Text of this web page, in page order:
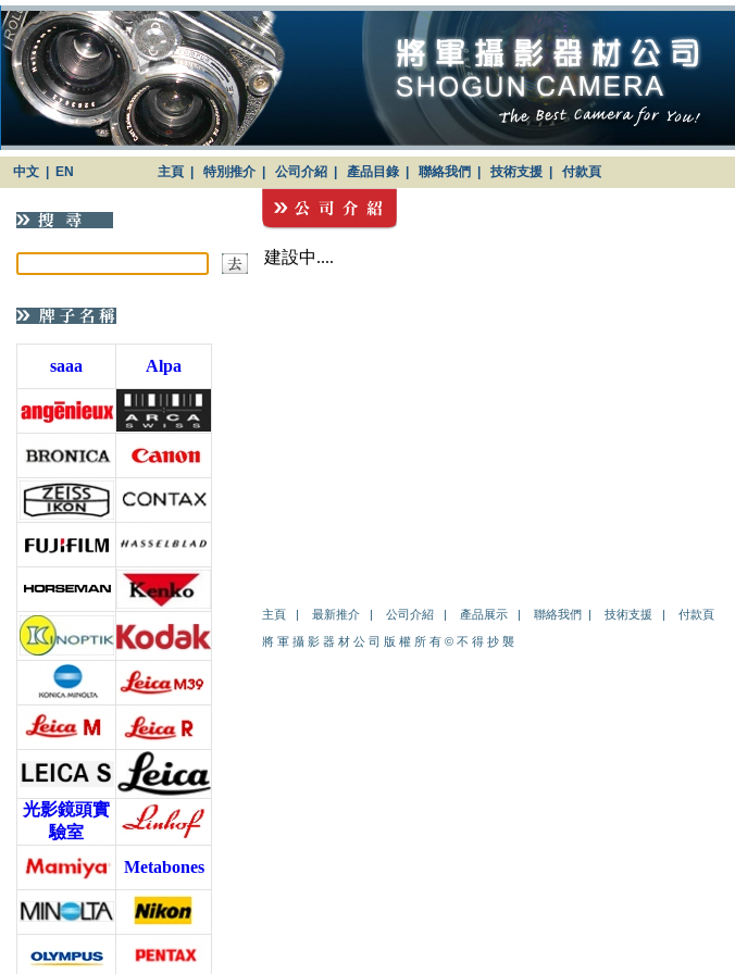
中文 EN 主頁 特別推介 公司介紹 產品目錄 聯絡我們 技術支援 付款頁
saaa Alpa
光影鏡頭實
驗室
Metabones
建設中....
主頁 | 最新推介 | 公司介紹 | 產品展示 | 聯絡我們 | 技術支援 | 付款頁
將 軍 攝 影 器 材 公 司 版 權 所 有 © 不 得 抄 襲